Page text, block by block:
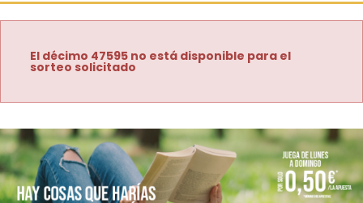
El décimo 47595 no está disponible para el
sorteo solicitado